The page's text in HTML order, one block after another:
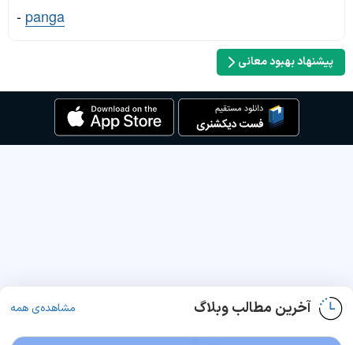
- panga
پیشنهاد بهبود معانی
آخرین مطالب وبلاگ مشاهده‌ی همه